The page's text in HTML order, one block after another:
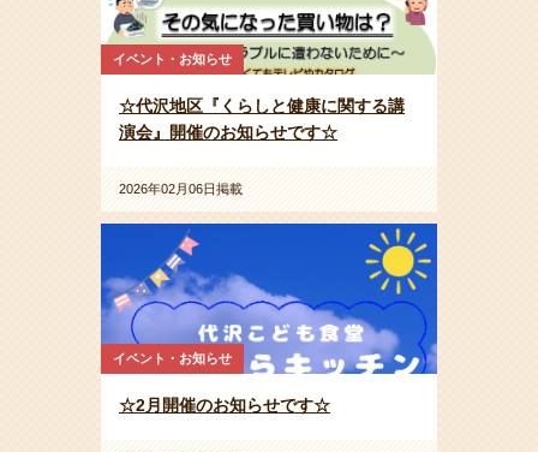
イベント・お知らせ
☆代沢地区『くらしと健康に関する講
演会』開催のお知らせです☆
2026年02月06日掲載
イベント・お知らせ
☆2月開催のお知らせです☆